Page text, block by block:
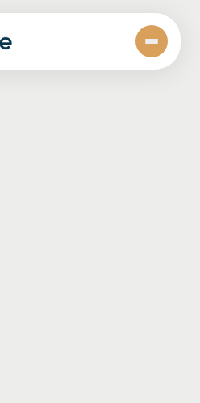
janvier 8, 2020